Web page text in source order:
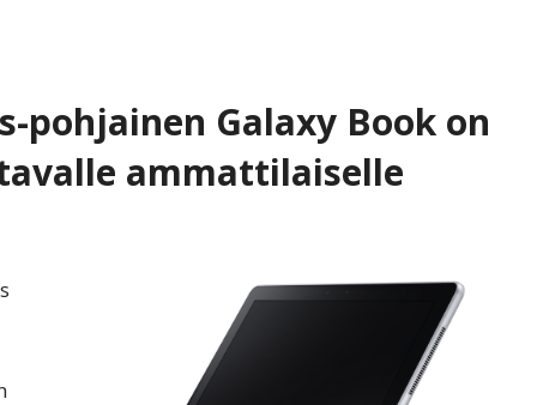
pohjainen Galaxy Book on
ammattilaiselle